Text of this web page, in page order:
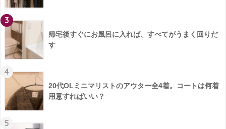
3
帰宅後すぐにお風呂に入れば、すべてがうまく回りだ
す
4
20代OLミニマリストのアウター全4着。コートは何着
用意すればいい？
5